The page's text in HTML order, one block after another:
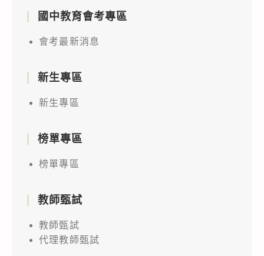
國中教育會考專區
會考最新消息
新生專區
新生專區
榜單專區
榜單專區
教師甄試
教師甄試
代理教師甄試